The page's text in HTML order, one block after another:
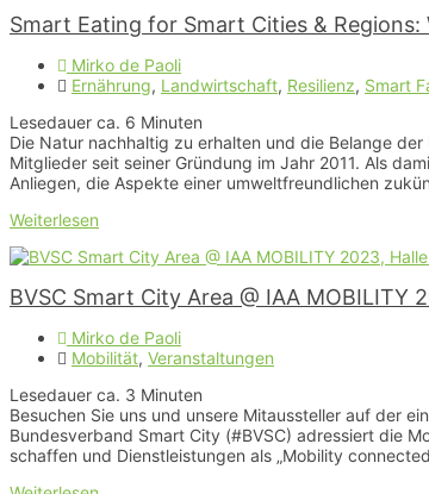
Smart Eating for Smart Cities &
Mirko de Paoli
Ernährung, Landwirtschaft, Resilienz, Smart
Lesedauer ca. 6 Minuten
Die Natur nachhaltig zu erhalten und die Belange
Mitglieder seit seiner Gründung im Jahr 2011. Als
Anliegen, die Aspekte einer umweltfreundlichen
Weiterlesen
BVSC Smart City Area @ IAA MOBILITY
Mirko de Paoli
Mobilität, Veranstaltungen
Lesedauer ca. 3 Minuten
Besuchen Sie uns und unsere Mitaussteller auf der
Bundesverband Smart City (#BVSC) adressiert die
schaffen und Dienstleistungen als „Mobility